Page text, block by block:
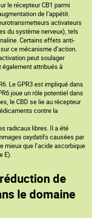
le récepteur CB1 parmi
de l’appétit.
activateurs
du système nerveux), tels
Certains effets anti-
ce mécanisme d’action.
peut soulager
également attribués à
Le GPR3 est impliqué dans
joue un rôle potentiel dans
le CBD se lie au récepteur
contre la
radicaux libres. Il a été
oxydatifs causées par
mieux que l’acide ascorbique
E).
de
le domaine